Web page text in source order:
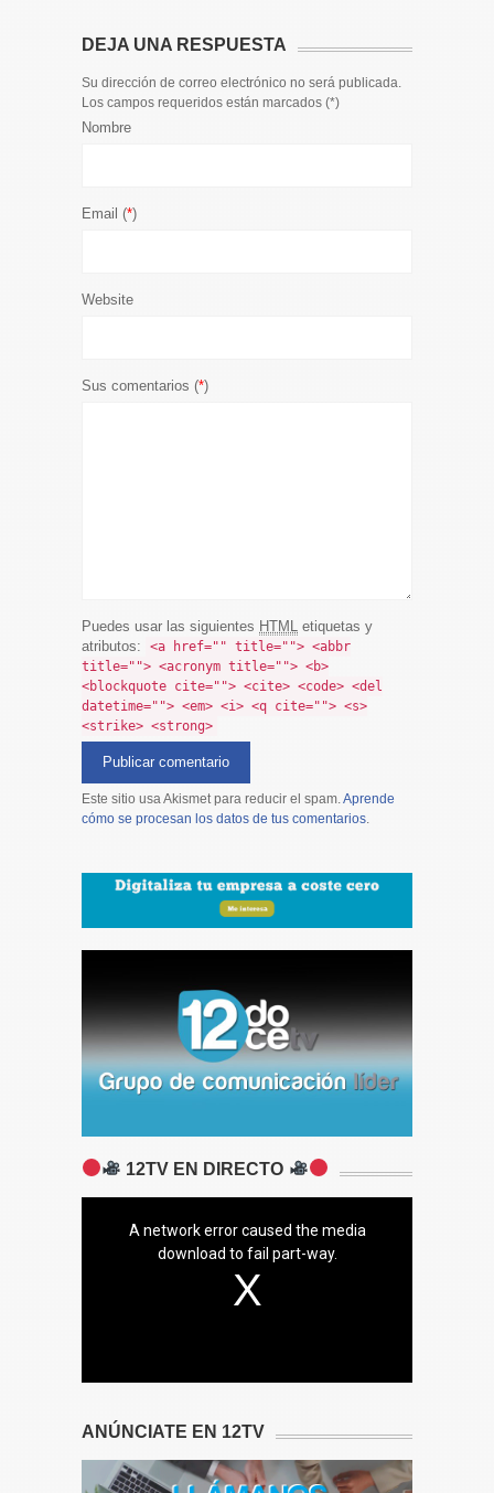
DEJA UNA RESPUESTA
Su dirección de correo electrónico no será publicada.
Los campos requeridos están marcados (*)
Nombre
Email (*)
Website
Sus comentarios (*)
Puedes usar las siguientes HTML
etiquetas y
atributos:
<a href="" title=""> <abbr
title=""> <acronym title=""> <b>
<blockquote cite=""> <cite> <code> <del
datetime=""> <em> <i> <q cite=""> <s>
<strike> <strong>
Este sitio usa Akismet para reducir el spam. Aprende
cómo se procesan los datos de tus comentarios
12TV EN DIRECTO
A network error caused the media
download to fail part-way.
ANÚNCIATE EN 12TV